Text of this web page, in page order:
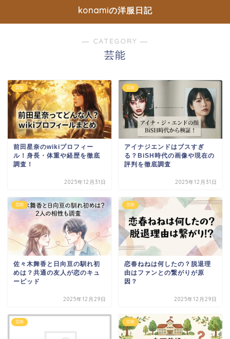
konamiの洋服日記
― CATEGORY ―
芸能
芸能
前田星奈のwikiプロフィー
ル！身長・体重や経歴を徹底
調査！
2025年12月31日
芸能
アイナジエンドはブスすぎ
る？BiSH時代の画像や現在の
評判を徹底調査
2025年12月31日
芸能
佐々木舞香と日向亘の馴れ初
めは？共通の友人が恋のキュ
ーピッド
2025年12月29日
芸能
恋春ねねは何したの？脱退理
由はファンとの繋がりが原
因？
2025年12月29日
芸能 芸能